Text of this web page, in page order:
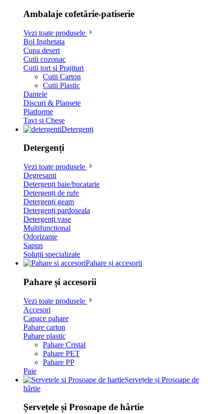
Ambalaje cofetărie-patiserie
Vezi toate produsele
Bol Inghetata
Cupa desert
Cutii cozonac
Cutii tort si Prajituri
Cutii Carton
Cutii Plastic
Dantele
Discuri & Plansete
Platforme
Tavi si Chese
Detergenți
Detergenți
Vezi toate produsele
Degresanti
Detergenți baie/bucatarie
Detergenți de rufe
Detergenți geam
Detergenți pardoseala
Detergenți vase
Multifunctional
Odorizante
Sapun
Soluții specializate
Pahare și accesorii
Pahare și accesorii
Vezi toate produsele
Accesori
Capace pahare
Pahare carton
Pahare plastic
Pahare Cristal
Pahare PET
Pahare PP
Paie
Șervețele și Prosoape de
hârtie
Șervețele și Prosoape de hârtie